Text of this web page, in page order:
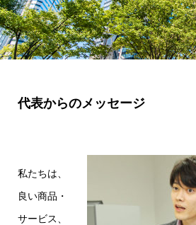
代表からのメッセージ
私たちは、
良い商品・
サービス、